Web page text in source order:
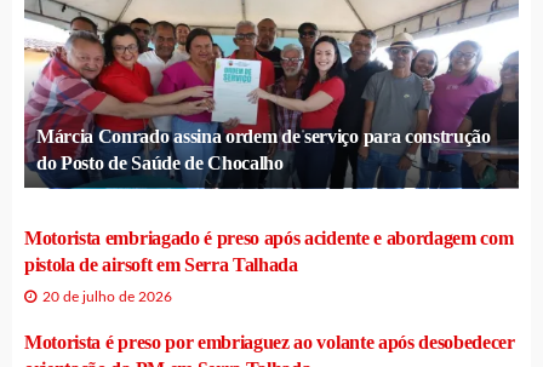
Márcia Conrado assina ordem de serviço para construção
do Posto de Saúde de Chocalho
Motorista embriagado é preso após acidente e abordagem com
pistola de airsoft em Serra Talhada
20 de julho de 2026
Motorista é preso por embriaguez ao volante após desobedecer